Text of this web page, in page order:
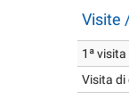
Visite
1ª visita
Visita